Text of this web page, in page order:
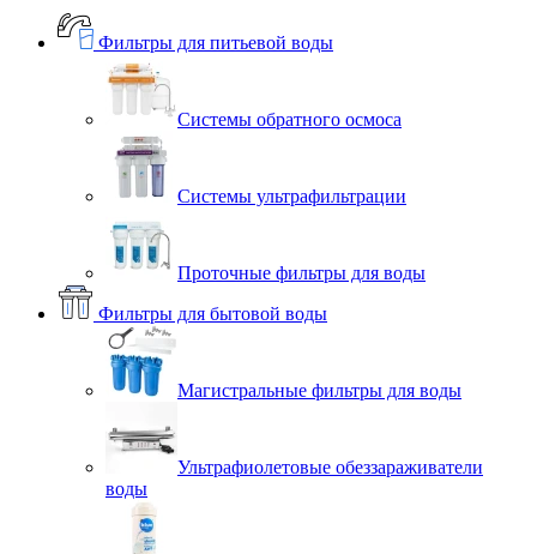
Фильтры для питьевой воды
Системы обратного осмоса
Системы ультрафильтрации
Проточные фильтры для воды
Фильтры для бытовой воды
Магистральные фильтры для воды
Ультрафиолетовые обеззараживатели
воды